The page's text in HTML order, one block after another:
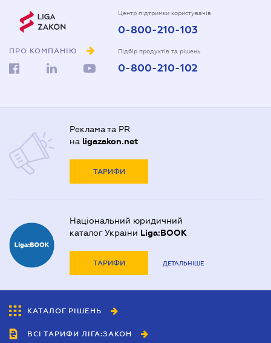
ПРО КОМПАНІЮ
Центр підтримки користувачів
0-800-210-103
Підбір продуктів та рішень
0-800-210-102
Реклама та PR
на ligazakon.net
ТАРИФИ
Національний юридичний
каталог України Liga:BOOK
ТАРИФИ ДЕТАЛЬНІШЕ
КАТАЛОГ РІШЕНЬ
ВСІ ТАРИФИ ЛІГА:ЗАКОН